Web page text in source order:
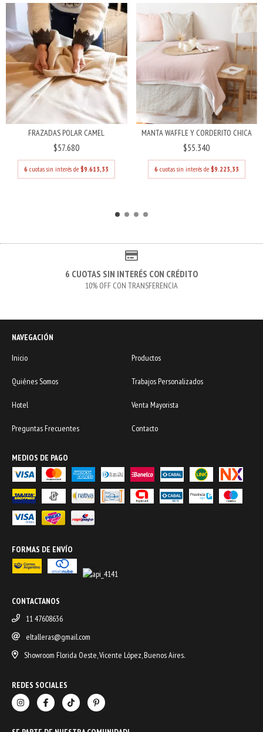
FRAZADAS POLAR CAMEL
$57.680
6 cuotas sin interés de$9.613,33
MANTA WAFFLE Y CORDERITO CHICA
$55.340
6 cuotas sin interés de $9.223,33
6 CUOTAS SIN INTERÉS CON CRÉDITO
10% OFF CON TRANSFERENCIA
NAVEGACIÓN
Inicio
Productos
Quiénes Somos Trabajos Personalizados
Hotel Venta Mayorista
Preguntas Frecuentes Contacto
MEDIOS DE PAGO
FORMAS DE ENVÍO
CONTACTANOS
11 47608636
eltalleras@gmail.com
Showroom Florida Oeste, Vicente López, Buenos Aires.
REDES SOCIALES